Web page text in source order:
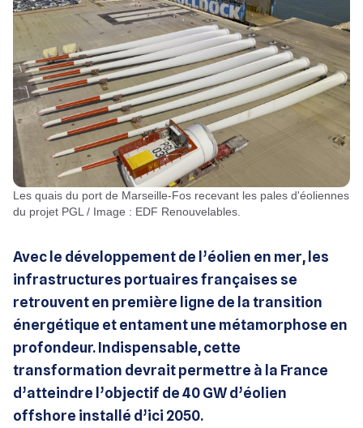
Les quais du port de Marseille-Fos recevant les pales d'éoliennes
du projet PGL / Image : EDF Renouvelables.
Avec le développement de l’éolien en mer, les
infrastructures portuaires françaises se
retrouvent en première ligne de la transition
énergétique et entament une métamorphose en
profondeur. Indispensable, cette
transformation devrait permettre à la France
d’atteindre l’objectif de 40 GW d’éolien
offshore installé d’ici 2050.